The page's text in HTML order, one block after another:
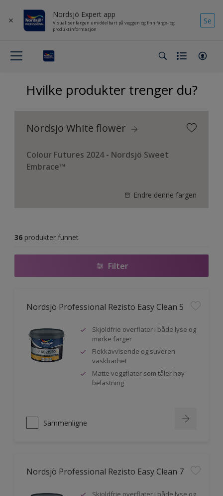
Nordsjö Expert app
Visualiser fargen umiddelbart på veggen og finn farge- og
produktinformasjon
Se
Hvilke produkter trenger du?
Nordsjö White flower
Colour Futures 2024 - Nordsjö Sweet
Embrace™
Endre denne fargen
36 produkter funnet
Filter
Nordsjö Professional Rezisto Easy Clean 5
Skjoldfrie overflater i både lyse og
mørke farger
Flekkavvisende og suveren
vaskbarhet
Matte veggflater som tåler høy
belastning
Sammenligne
Nordsjö Professional Rezisto Easy Clean 7
Skjoldfrie overflater i både lyse og